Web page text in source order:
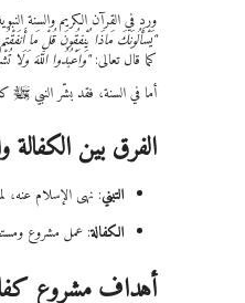
ورد في القرآن الكريم والسنة
"يَسْأَلُونَكَ مَاذَا يُنْفِقُونَ قُلْ مَا
كما قال تعالى:"وَاعْبُدُوا اللَّهَ وَلَا
أما في السنة، فقد بشّر النبي ﷺ
الفرق بين الكفالة
التبني: نهى الإسلام عنه،
الكفالة: عمل مشروع
أهداف مشروع